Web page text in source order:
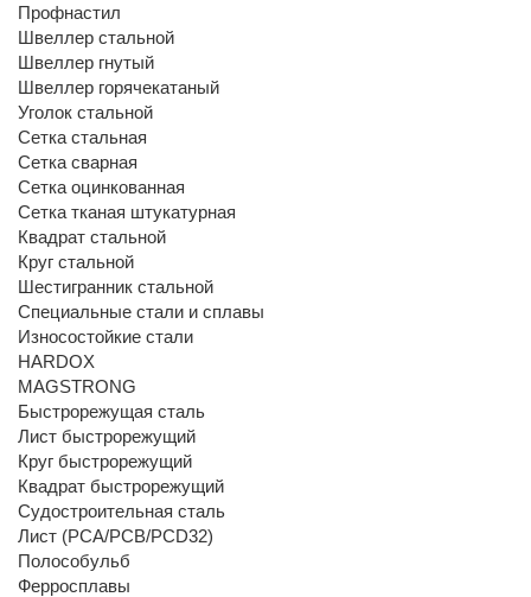
Профнастил
Швеллер стальной
Швеллер гнутый
Швеллер горячекатаный
Уголок стальной
Сетка стальная
Сетка сварная
Сетка оцинкованная
Сетка тканая штукатурная
Квадрат стальной
Круг стальной
Шестигранник стальной
Специальные стали и сплавы
Износостойкие стали
HARDOX
MAGSTRONG
Быстрорежущая сталь
Лист быстрорежущий
Круг быстрорежущий
Квадрат быстрорежущий
Судостроительная сталь
Лист (РСА/РСВ/РСD32)
Полособульб
Ферросплавы